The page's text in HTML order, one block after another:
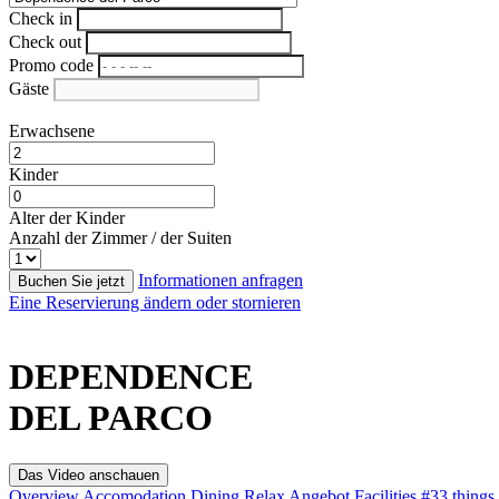
Check in
Check out
Promo code
Gäste
Erwachsene
Kinder
Alter der Kinder
Anzahl der Zimmer / der Suiten
Buchen Sie jetzt
Informationen anfragen
Eine Reservierung ändern oder stornieren
DEPENDENCE
DEL PARCO
Das Video anschauen